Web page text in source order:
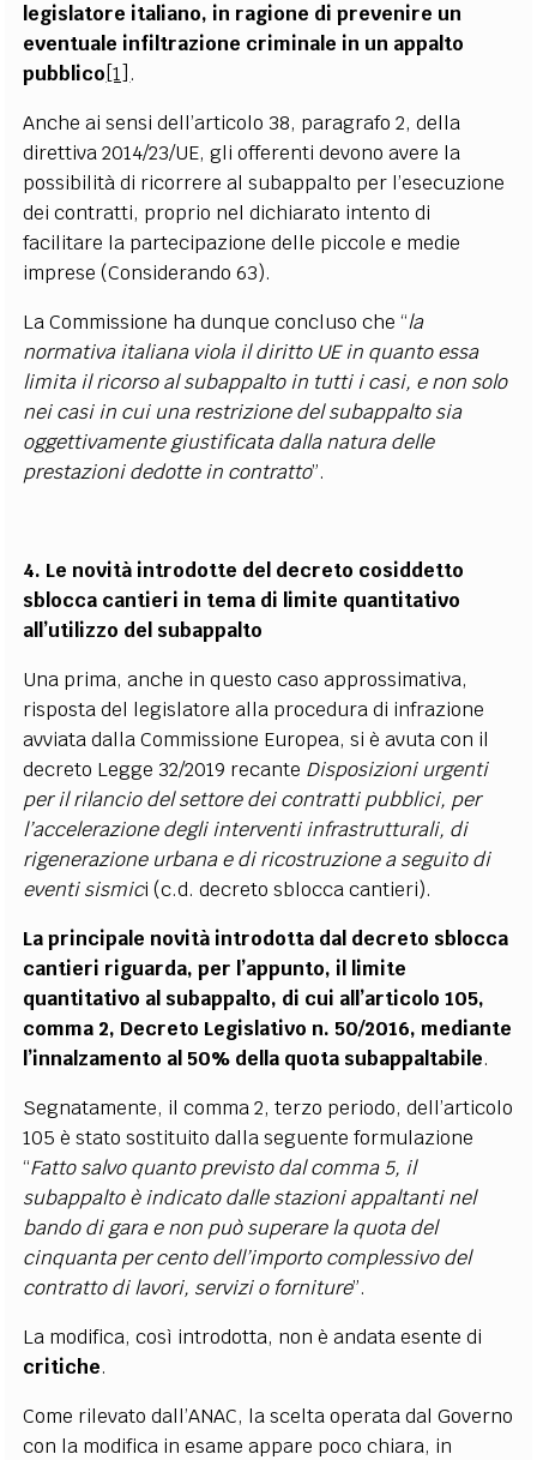
legislatore italiano, in ragione di prevenire un
eventuale infiltrazione criminale in un appalto
pubblico [1] .
Anche ai sensi dell’articolo 38, paragrafo 2, della
direttiva 2014/23/UE, gli offerenti devono avere la
possibilità di ricorrere al subappalto per l’esecuzione
dei contratti, proprio nel dichiarato intento di
facilitare la partecipazione delle piccole e medie
imprese (Considerando 63).
La Commissione ha dunque concluso che “la
normativa italiana viola il diritto UE in quanto essa
limita il ricorso al subappalto in tutti i casi, e non solo
nei casi in cui una restrizione del subappalto sia
oggettivamente giustificata dalla natura delle
prestazioni dedotte in contratto”.
4. Le novità introdotte del decreto cosiddetto
sblocca cantieri in tema di limite quantitativo
all’utilizzo del subappalto
Una prima, anche in questo caso approssimativa,
risposta del legislatore alla procedura di infrazione
avviata dalla Commissione Europea, si è avuta con il
decreto Legge 32/2019 recante Disposizioni urgenti
per il rilancio del settore dei contratti pubblici, per
l’accelerazione degli interventi infrastrutturali, di
rigenerazione urbana e di ricostruzione a seguito di
eventi sismici (c.d. decreto sblocca cantieri).
La principale novità introdotta dal decreto sblocca
cantieri riguarda, per l’appunto, il limite
quantitativo al subappalto, di cui all’articolo 105,
comma 2, Decreto Legislativo n. 50/2016, mediante
l’innalzamento al 50% della quota subappaltabile.
Segnatamente, il comma 2, terzo periodo, dell’articolo
105 è stato sostituito dalla seguente formulazione
“Fatto salvo quanto previsto dal comma 5, il
subappalto è indicato dalle stazioni appaltanti nel
bando di gara e non può superare la quota del
cinquanta per cento dell’importo complessivo del
contratto di lavori, servizi o forniture”.
La modifica, così introdotta, non è andata esente di
critiche.
Come rilevato dall’ANAC, la scelta operata dal Governo
con la modifica in esame appare poco chiara, in